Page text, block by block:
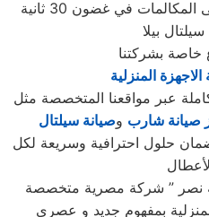
في غضون 30 ثانية
بيلا
خاصة بشركتنا
المنزلية
عبر مواقعنا المتخصصة مثل
صيانة شارب وصيانة سيلتال
نصر ” شركة مصرية متخصصة
بمفهوم جديد و عصري